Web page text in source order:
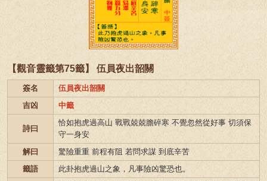
【觀音靈籤第75籤】 伍員夜出韶關
簽名
伍員夜出韶關
吉凶
中籤
詩曰
恰如抱虎過高山 戰戰兢兢膽碎寒 不覺忽然從好事 切須保
守一身安
解曰
驚險重重 前程有阻 若問求謀 到底辛苦
籤語
此卦抱虎過山之象，凡事險凶驚恐也。